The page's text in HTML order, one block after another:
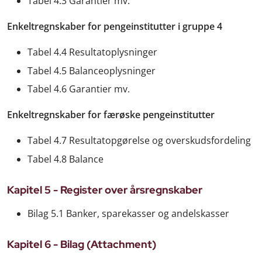
Enkeltregnskaber for pengeinstitutter i gruppe 4
Tabel 4.4 Resultatoplysninger
Tabel 4.5 Balanceoplysninger
Tabel 4.6 Garantier mv.
Enkeltregnskaber for færøske pengeinstitutter
Tabel 4.7 Resultatopgørelse og overskudsfordeling
Tabel 4.8 Balance
Kapitel 5 - Register over årsregnskaber
Bilag 5.1 Banker, sparekasser og andelskasser
Kapitel 6 - Bilag (Attachment)